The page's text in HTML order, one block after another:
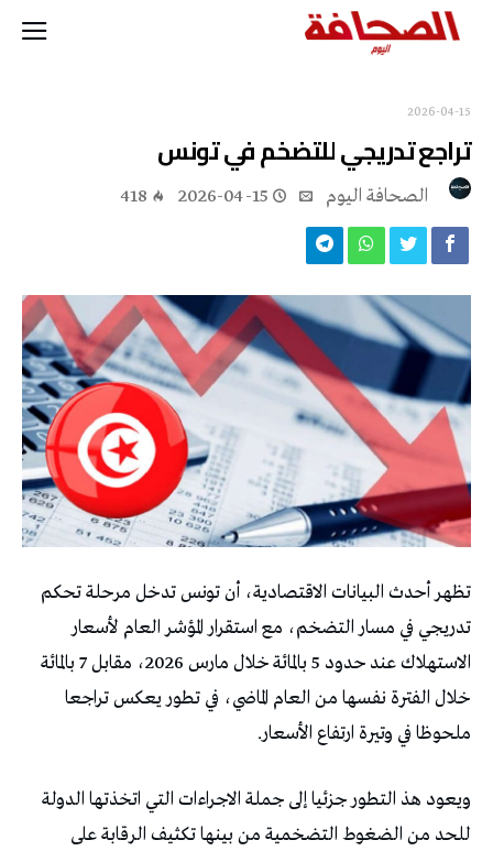
2026-04-15
تراجع تدريجي للتضخم في تونس
2026-04-15
418
تظهر أحدث البيانات الاقتصادية، أن تونس تدخل مرحلة تحكم
تدريجي في مسار التضخم، مع استقرار المؤشر العام لأسعار
الاستهلاك عند حدود 5 بالمائة خلال مارس 2026، مقابل 7 بالمائة
خلال الفترة نفسها من العام الماضي، في تطور يعكس تراجعا
ملحوظا في وتيرة ارتفاع الأسعار.
ويعود هذ التطور جزئيا إلى جملة الاجراءات التي اتخذتها الدولة
للحد من الضغوط التضخمية من بينها تكثيف الرقابة على